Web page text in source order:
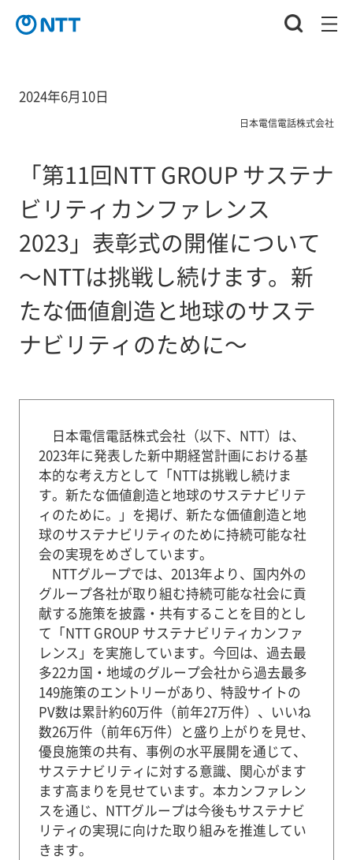
2024年6月10日
日本電信電話株式会社
「第11回NTT GROUP サステナ
ビリティカンファレンス
2023」表彰式の開催について
～NTTは挑戦し続けます。新
たな価値創造と地球のサステ
ナビリティのために～
日本電信電話株式会社（以下、NTT）は、
2023年に発表した新中期経営計画における基
本的な考え方として「NTTは挑戦し続けま
す。新たな価値創造と地球のサステナビリテ
ィのために。」を掲げ、新たな価値創造と地
球のサステナビリティのために持続可能な社
会の実現をめざしています。
NTTグループでは、2013年より、国内外の
グループ各社が取り組む持続可能な社会に貢
献する施策を披露・共有することを目的とし
て「NTT GROUP サステナビリティカンファ
レンス」を実施しています。今回は、過去最
多22カ国・地域のグループ会社から過去最多
149施策のエントリーがあり、特設サイトの
PV数は累計約60万件（前年27万件）、いいね
数26万件（前年6万件）と盛り上がりを見せ、
優良施策の共有、事例の水平展開を通じて、
サステナビリティに対する意識、関心がます
ます高まりを見せています。本カンファレン
スを通じ、NTTグループは今後もサステナビ
リティの実現に向けた取り組みを推進してい
きます。